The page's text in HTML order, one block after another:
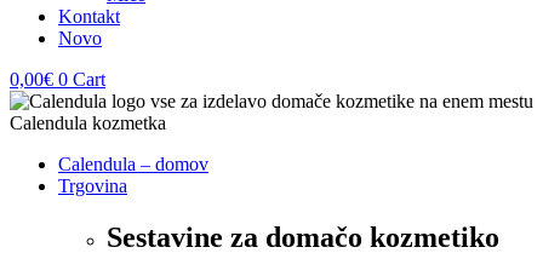
Kontakt
Novo
0,00€ 0 Cart
Calendula – domov
Trgovina
Sestavine za domačo kozmetiko